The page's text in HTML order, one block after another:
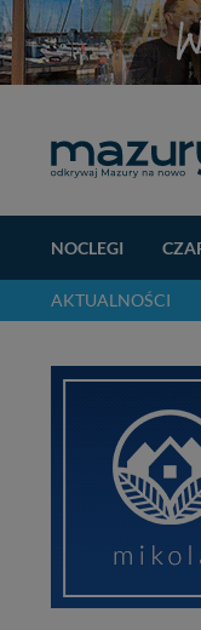
NOCLEGI
AKTUALNOŚCI